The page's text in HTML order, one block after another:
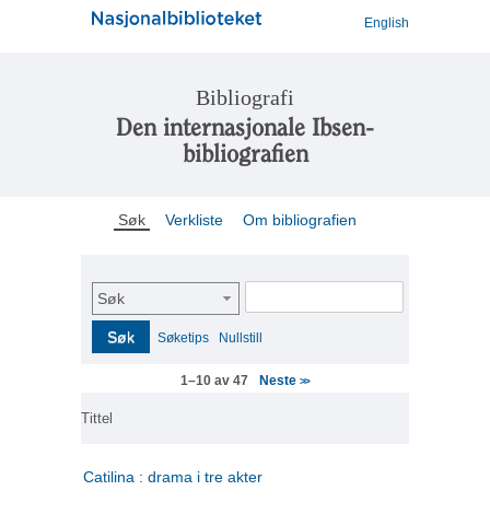
English
Bibliografi
Den internasjonale Ibsen-
bibliografien
Søk Verkliste Om bibliografien
Søk
Søk Søketips Nullstill
1–10 av 47 Neste>>
Tittel
Catilina : drama i tre akter